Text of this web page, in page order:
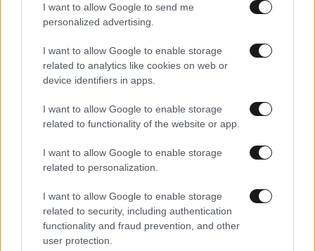
I want to allow Google to send me
personalized advertising.
I want to allow Google to enable storage
related to analytics like cookies on web or
device identifiers in apps.
I want to allow Google to enable storage
related to functionality of the website or app.
I want to allow Google to enable storage
related to personalization.
I want to allow Google to enable storage
related to security, including authentication
functionality and fraud prevention, and other
user protection.
Θανάσης Αυγερινός για Καρυστιανού-Γρατσία:
«Σπέκουλα, ψεύδη, πολιτική αναξιοπρέπεια και